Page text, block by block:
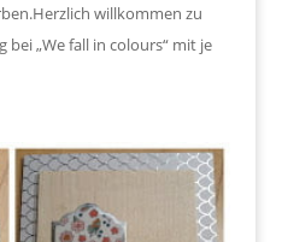
willkommen zu
„We fall in colours“ mit je